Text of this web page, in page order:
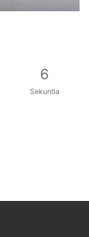
5
Sekuntia